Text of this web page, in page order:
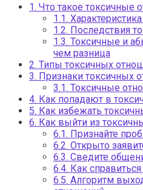
1. Что такое токсичные
1.1.
1.2. Последствия
1.3. Токсичные и
чем разница
2. Типы токсичных
3. Признаки токсичных
3.1. Токсичные
4. Как попадают в
5. Как избежать
6. Как выйти из
6.1. Признайте
6.2. Открыто
6.3. Сведите
6.4. Как
6.5. Алгоритм